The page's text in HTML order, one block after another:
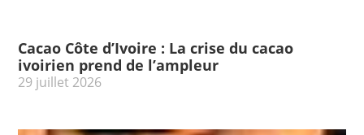
Cacao Côte d’Ivoire : La crise du cacao
ivoirien prend de l’ampleur
29 juillet 2026